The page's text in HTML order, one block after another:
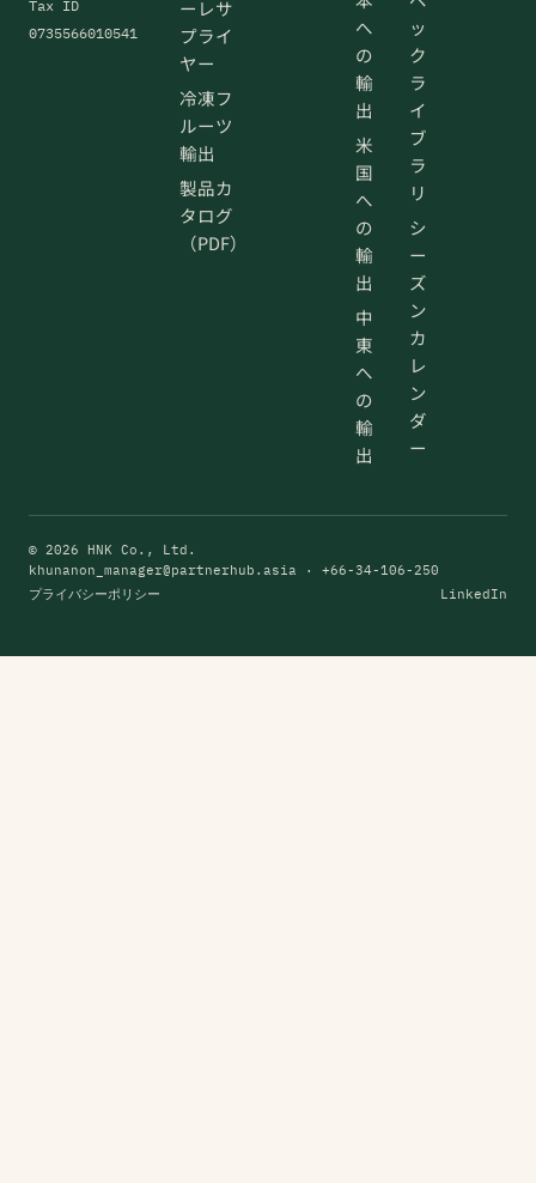
Tax ID
0735566010541
ーレサ
プライ
ヤー
冷凍フ
ルーツ
輸出
製品カ
タログ
（PDF）
へ
の
輸
出
米
国
へ
の
輸
出
中
東
へ
の
輸
出
ッ
ク
ラ
イ
ブ
ラ
リ
シ
ー
ズ
ン
カ
レ
ン
ダ
ー
© 2026 HNK Co., Ltd.
khunanon_manager@partnerhub.asia · +66-34-106-250
プライバシーポリシー
LinkedIn